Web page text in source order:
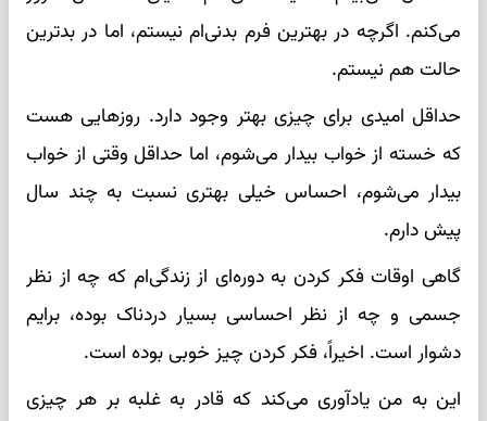
می‌کنم. اگرچه در بهترین فرم بدنی‌ام نیستم، اما در بدترین
حالت هم نیستم.
حداقل امیدی برای چیزی بهتر وجود دارد. روزهایی هست
که خسته از خواب بیدار می‌شوم، اما حداقل وقتی از خواب
بیدار می‌شوم، احساس خیلی بهتری نسبت به چند سال
پیش دارم.
گاهی اوقات فکر کردن به دوره‌ای از زندگی‌ام که چه از نظر
جسمی و چه از نظر احساسی بسیار دردناک بوده، برایم
دشوار است. اخیراً، فکر کردن چیز خوبی بوده است.
این به من یادآوری می‌کند که قادر به غلبه بر هر چیزی